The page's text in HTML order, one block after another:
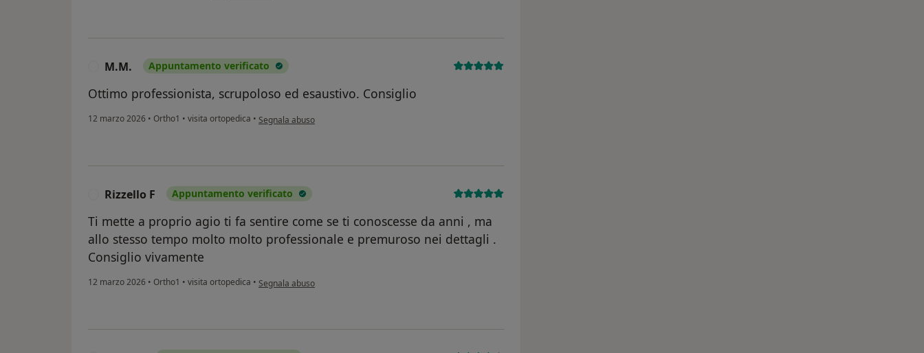
M.M. Appuntamento verificato
Ottimo professionista, scrupoloso ed esaustivo. Consiglio
12 marzo 2026 • Ortho1 • visita ortopedica • secondo l'opinione dell'utente M.M.
Segnala abuso
Rizzello F Appuntamento verificato
Ti mette a proprio agio ti fa sentire come se ti conoscesse da anni , ma
allo stesso tempo molto molto professionale e premuroso nei dettagli .
Consiglio vivamente
12 marzo 2026 • Ortho1 • visita ortopedica • secondo l'opinione dell'utente Rizzello F
Segnala abuso